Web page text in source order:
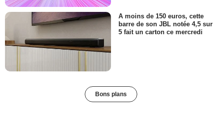
A moins de 150 euros, cette
barre de son JBL notée 4,5 sur
5 fait un carton ce mercredi
Bons plans